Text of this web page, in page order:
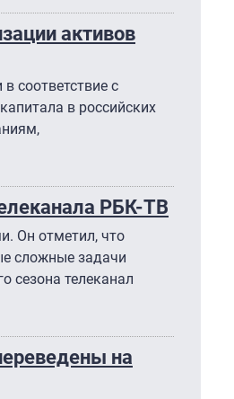
активов
соответствие с
в российских
РБК-ТВ
Он отметил, что
сложные задачи
сезона телеканал
на